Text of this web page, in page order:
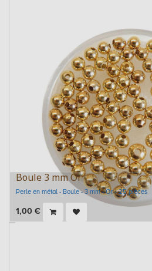
Boule 3 mm Or
Perle en métal - Boule - 3 mm - Or - 25 pièces
1,00 €